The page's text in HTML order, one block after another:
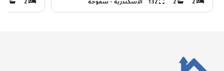
الاسكندرية - سموحة